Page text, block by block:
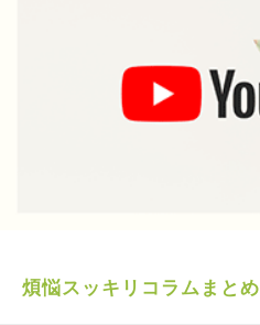
煩悩スッキリコラムまとめ